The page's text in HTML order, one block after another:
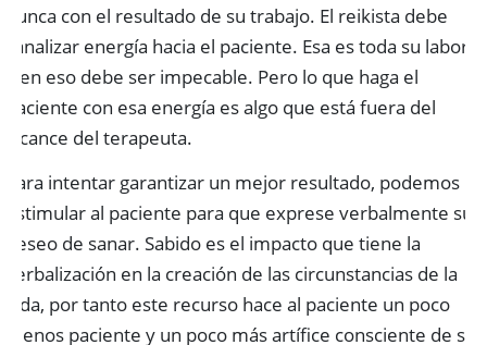
nunca con el resultado de su trabajo. El reikista debe
canalizar energía hacia el paciente. Esa es toda su labor
y en eso debe ser impecable. Pero lo que haga el
paciente con esa energía es algo que está fuera del
alcance del terapeuta.
Para intentar garantizar un mejor resultado, podemos
estimular al paciente para que exprese verbalmente su
deseo de sanar. Sabido es el impacto que tiene la
verbalización en la creación de las circunstancias de la
vida, por tanto este recurso hace al paciente un poco
menos paciente y un poco más artífice consciente de su